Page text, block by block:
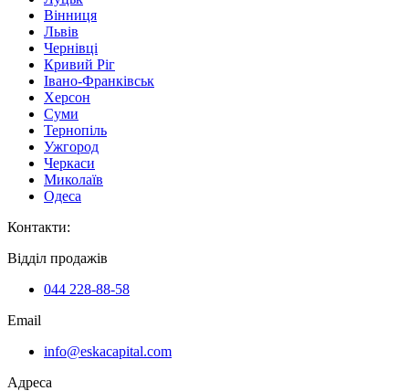
Вінниця
Львів
Чернівці
Кривий Ріг
Івано-Франківськ
Херсон
Суми
Тернопіль
Ужгород
Черкаси
Миколаїв
Одеса
Контакти:
Відділ продажів
044 228-88-58
Email
info@eskacapital.com
Адреса